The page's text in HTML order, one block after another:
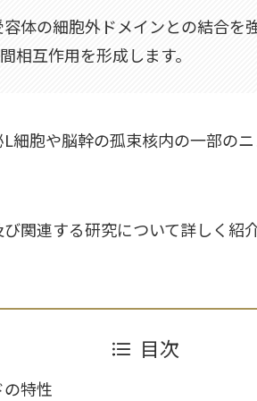
体の細胞外ドメインとの結合を
相互作用を形成します。
細胞や脳幹の孤束核内の一部の
関連する研究について詳しく紹介
目次
特性